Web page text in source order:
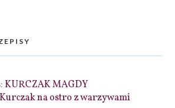
KURCZAK MAGDY
Kurczak na ostro z warzywami